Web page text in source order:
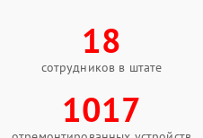
18
сотрудников в штате
1017